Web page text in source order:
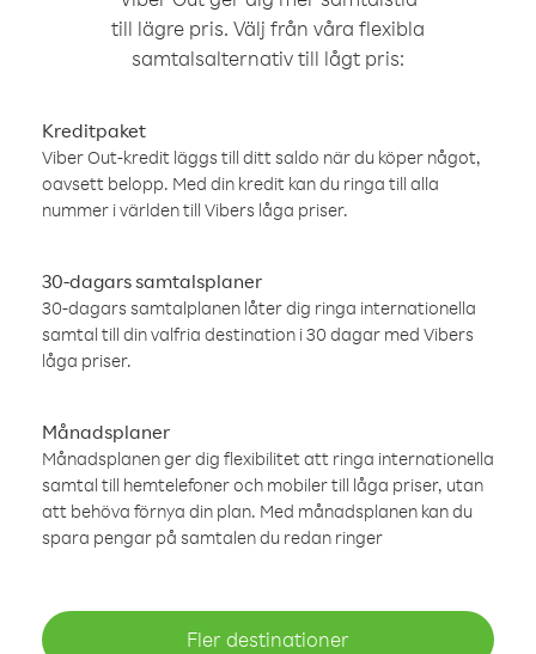
till lägre pris. Välj från våra flexibla
samtalsalternativ till lågt pris:
Kreditpaket
Viber Out-kredit läggs till ditt saldo när du köper något,
oavsett belopp. Med din kredit kan du ringa till alla
nummer i världen till Vibers låga priser.
30-dagars samtalsplaner
30-dagars samtalplanen låter dig ringa internationella
samtal till din valfria destination i 30 dagar med Vibers
låga priser.
Månadsplaner
Månadsplanen ger dig flexibilitet att ringa internationella
samtal till hemtelefoner och mobiler till låga priser, utan
att behöva förnya din plan. Med månadsplanen kan du
spara pengar på samtalen du redan ringer
Fler destinationer